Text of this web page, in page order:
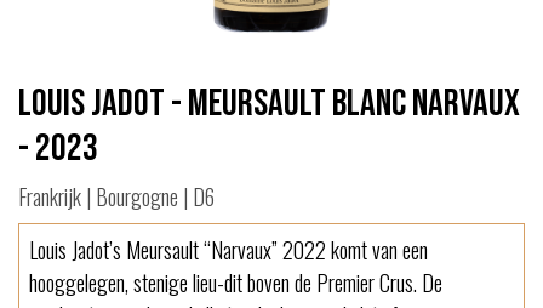
Louis Jadot - Meursault blanc Narvaux
- 2023
Frankrijk | Bourgogne | D6
Louis Jadot’s Meursault “Narvaux” 2022 komt van een
hooggelegen, stenige lieu-dit boven de Premier Crus. De